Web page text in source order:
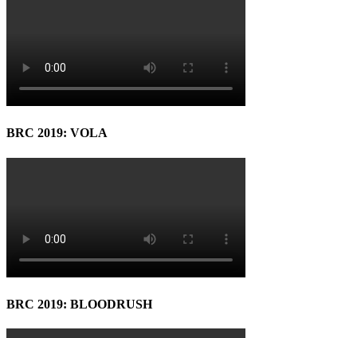
BRC 2019: VOLA
BRC 2019: BLOODRUSH